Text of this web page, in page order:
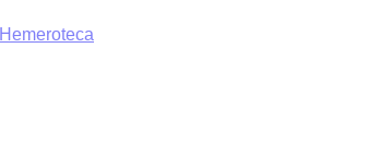
Hemeroteca